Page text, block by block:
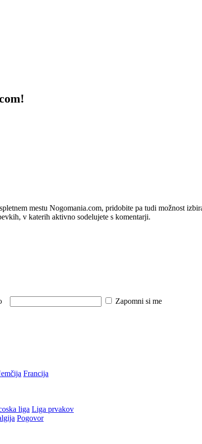
mestu Nogomania.com, pridobite pa tudi možnost
v katerih aktivno sodelujete s komentarji.
Zapomni si me
Francija
liga Liga prvakov
Pogovor